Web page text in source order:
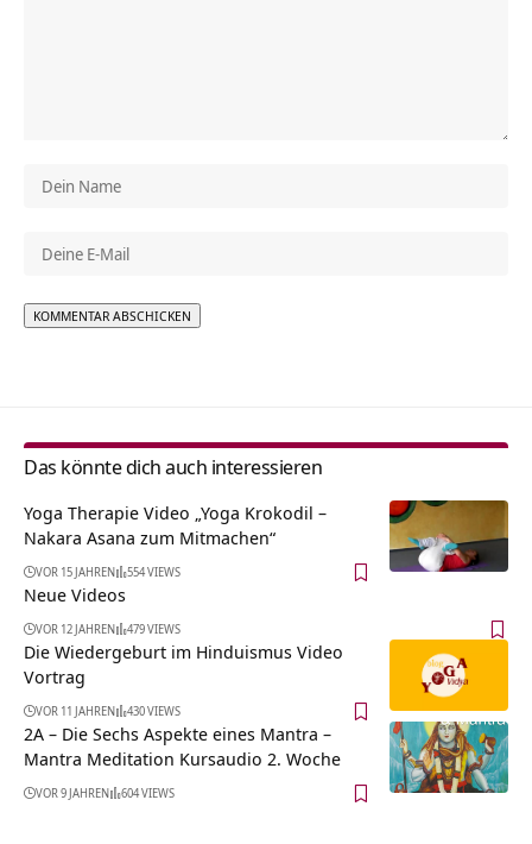
Das könnte dich auch interessieren
Yoga Therapie Video „Yoga Krokodil –
Nakara Asana zum Mitmachen“
VOR 15 JAHREN 554 VIEWS
Neue Videos
VOR 12 JAHREN 479 VIEWS
Die Wiedergeburt im Hinduismus Video
Vortrag
VOR 11 JAHREN 430 VIEWS
2A – Die Sechs Aspekte eines Mantra –
Mantra Meditation Kursaudio 2. Woche
VOR 9 JAHREN 604 VIEWS